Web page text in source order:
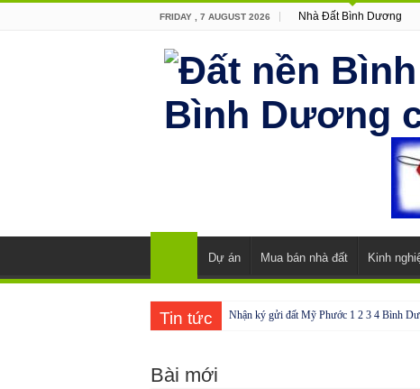
FRIDAY , 7 AUGUST 2026 Nhà Đất Bình Dương
Dự án Mua bán nhà đất Kinh
Tin tức Nhận ký gửi đất Mỹ Phước 1 2 3 4 Bình
Bài mới